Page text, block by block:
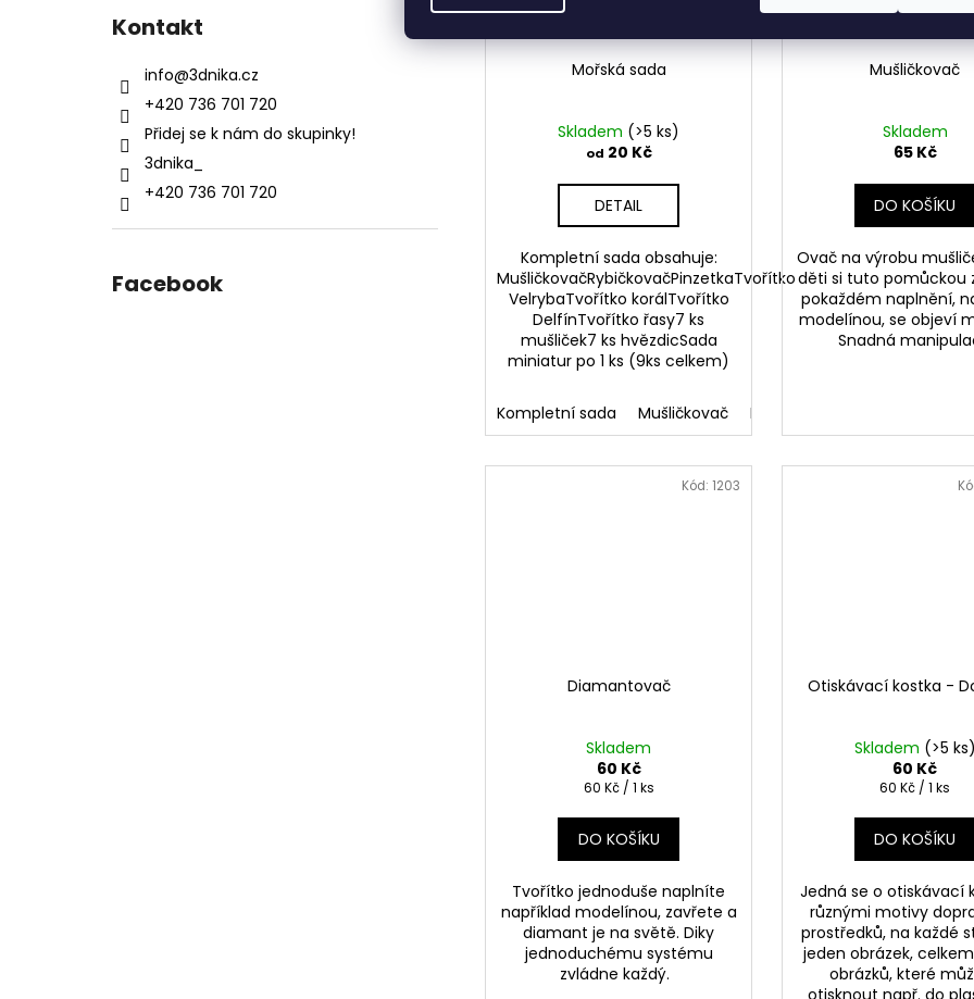
Kontakt
info@3dnika.cz
+420 736 701 720
Přidej se k nám do skupinky!
3dnika_
+420 736 701 720
Facebook
Mořská sada
Skladem (>5 ks)
od 20 Kč
DETAIL
Kompletní sada obsahuje:
MušličkovačRybičkovačPinzetkaTvořítko
VelrybaTvořítko korálTvořítko
DelfínTvořítko řasy7 ks
mušliček7 ks hvězdicSada
miniatur po 1 ks (9ks celkem)
Kompletní sada Mušličkovač Rybičkovač
Mušličkovač
Skladem
65 Kč
DO KOŠÍKU
Ovač na výrobu
děti si tuto pomůckou
pokaždém naplnění,
modelínou, se objeví
Snadná
Diamantovač
Skladem
60 Kč
Měrná
60 Kč / 1 ks
DO KOŠÍKU
Tvořítko jednoduše naplníte
například modelínou, zavřete a
diamant je na světě. Diky
jednoduchému systému
zvládne každý.
Kód:1203
Otiskávací kostka -
Skladem (>5 ks)
60 Kč
Měrná
60 Kč / 1 ks
DO KOŠÍKU
Jedná se o otiskávací
různými motivy
prostředků, na každé
jeden obrázek,
obrázků, které